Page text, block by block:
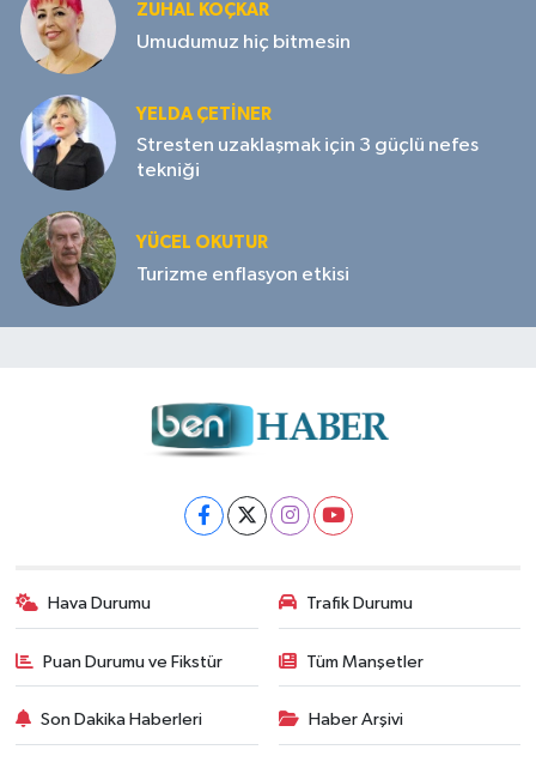
ZUHAL KOÇKAR
Umudumuz hiç bitmesin
YELDA ÇETİNER
Stresten uzaklaşmak için 3 güçlü nefes
tekniği
YÜCEL OKUTUR
Turizme enflasyon etkisi
Hava Durumu Trafik Durumu
Puan Durumu ve Fikstür Tüm Manşetler
Son Dakika Haberleri Haber Arşivi